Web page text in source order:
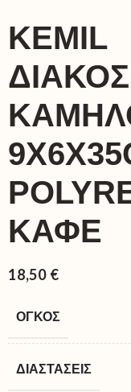
KEMIL
ΚΑΦΕ
18,50 €
ΌΓΚΟΣ
ΔΙΑΣΤΆΣΕΙΣ